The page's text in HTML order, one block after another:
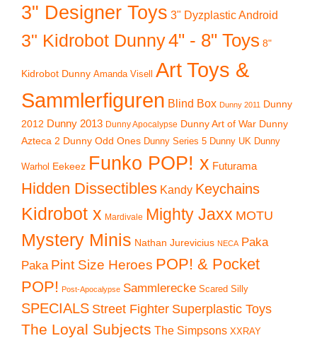
3" Designer Toys 3" Dyzplastic Android
3" Kidrobot Dunny4" - 8" Toys 8"
Kidrobot Dunny Amanda Visell Art Toys &
Sammlerfiguren Blind Box Dunny 2011 Dunny
2012 Dunny 2013 Dunny Apocalypse Dunny Art of War Dunny
Azteca 2 Dunny Odd Ones Dunny Series 5 Dunny UK Dunny
Warhol Eekeez Funko POP! x Futurama
Hidden Dissectibles Kandy Keychains
Kidrobot x Mardivale Mighty Jaxx MOTU
Mystery Minis Nathan Jurevicius NECA Paka
Paka Pint Size Heroes POP! & Pocket
POP! Post-Apocalypse Sammlerecke Scared Silly
SPECIALS Street Fighter Superplastic Toys
The Loyal Subjects The Simpsons XXRAY